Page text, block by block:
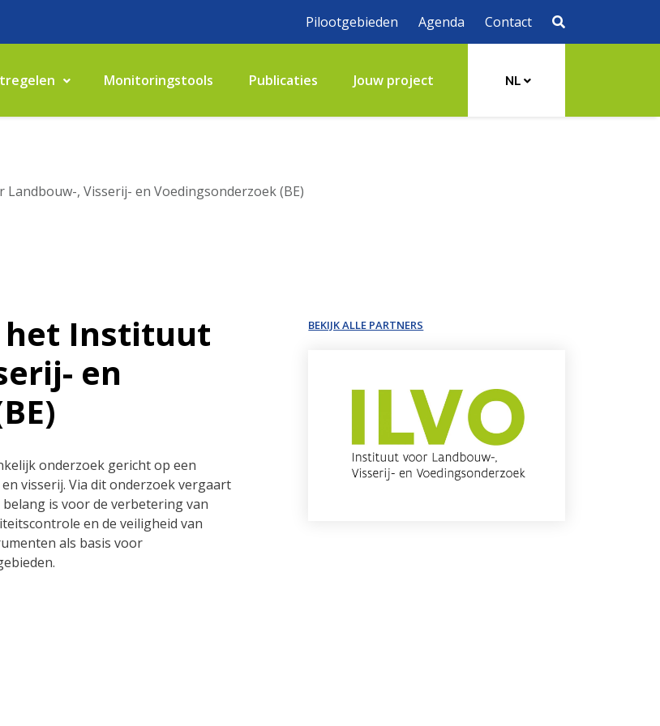
Pilootgebieden Agenda Contact
Monitoringstools Publicaties Jouw project NL
, Visserij- en Voedingsonderzoek (BE)
het Instituut
en
onderzoek gericht op een
visserij. Via dit onderzoek vergaart
is voor de verbetering van
en de veiligheid van
als basis voor
BEKIJK ALLE PARTNERS